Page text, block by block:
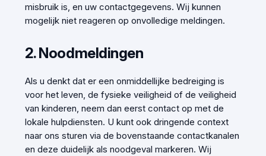
misbruik is, en uw contactgegevens. Wij kunnen
mogelijk niet reageren op onvolledige meldingen.
2. Noodmeldingen
Als u denkt dat er een onmiddellijke bedreiging is
voor het leven, de fysieke veiligheid of de veiligheid
van kinderen, neem dan eerst contact op met de
lokale hulpdiensten. U kunt ook dringende context
naar ons sturen via de bovenstaande contactkanalen
en deze duidelijk als noodgeval markeren. Wij